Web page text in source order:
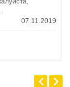
07.11.2019